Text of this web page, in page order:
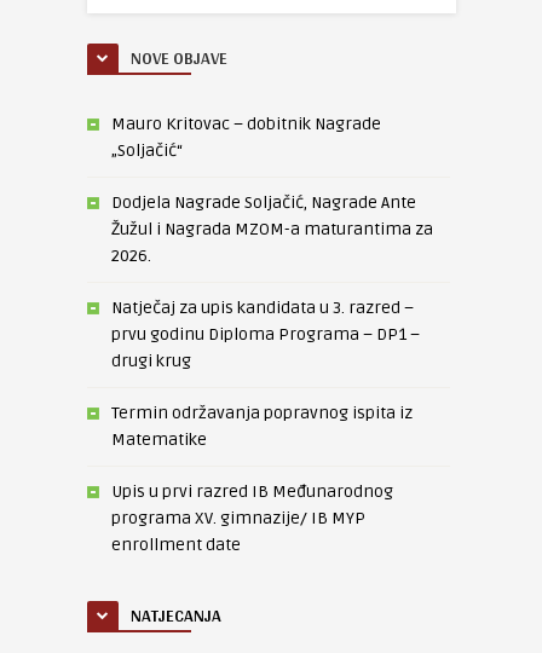
NOVE OBJAVE
Mauro Kritovac – dobitnik Nagrade
„Soljačić“
Dodjela Nagrade Soljačić, Nagrade Ante
Žužul i Nagrada MZOM-a maturantima za
2026.
Natječaj za upis kandidata u 3. razred –
prvu godinu Diploma Programa – DP1 –
drugi krug
Termin održavanja popravnog ispita iz
Matematike
Upis u prvi razred IB Međunarodnog
programa XV. gimnazije/ IB MYP
enrollment date
NATJECANJA